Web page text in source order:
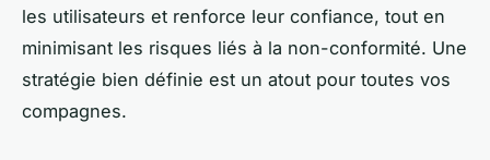
les utilisateurs et renforce leur confiance, tout en
minimisant les risques liés à la non-conformité. Une
stratégie bien définie est un atout pour toutes vos
compagnes.